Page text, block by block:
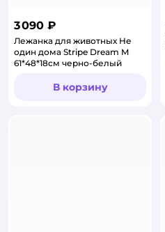
3 090 ₽
Лежанка для животных Не
один дома Stripe Dream M
61*48*18см черно-белый
В корзину